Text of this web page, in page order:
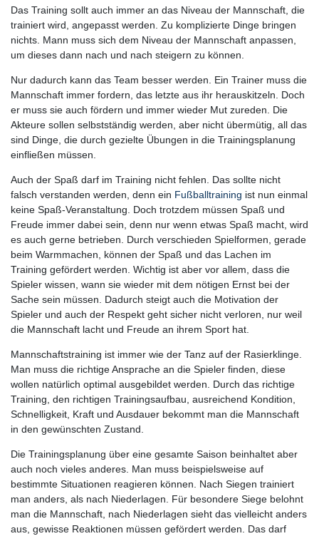
Das Training sollt auch immer an das Niveau der Mannschaft, die
trainiert wird, angepasst werden. Zu komplizierte Dinge bringen
nichts. Mann muss sich dem Niveau der Mannschaft anpassen,
um dieses dann nach und nach steigern zu können.
Nur dadurch kann das Team besser werden. Ein Trainer muss die
Mannschaft immer fordern, das letzte aus ihr herauskitzeln. Doch
er muss sie auch fördern und immer wieder Mut zureden. Die
Akteure sollen selbstständig werden, aber nicht übermütig, all das
sind Dinge, die durch gezielte Übungen in die Trainingsplanung
einfließen müssen.
Auch der Spaß darf im Training nicht fehlen. Das sollte nicht
falsch verstanden werden, denn ein Fußballtraining ist nun einmal
keine Spaß-Veranstaltung. Doch trotzdem müssen Spaß und
Freude immer dabei sein, denn nur wenn etwas Spaß macht, wird
es auch gerne betrieben. Durch verschieden Spielformen, gerade
beim Warmmachen, können der Spaß und das Lachen im
Training gefördert werden. Wichtig ist aber vor allem, dass die
Spieler wissen, wann sie wieder mit dem nötigen Ernst bei der
Sache sein müssen. Dadurch steigt auch die Motivation der
Spieler und auch der Respekt geht sicher nicht verloren, nur weil
die Mannschaft lacht und Freude an ihrem Sport hat.
Mannschaftstraining ist immer wie der Tanz auf der Rasierklinge.
Man muss die richtige Ansprache an die Spieler finden, diese
wollen natürlich optimal ausgebildet werden. Durch das richtige
Training, den richtigen Trainingsaufbau, ausreichend Kondition,
Schnelligkeit, Kraft und Ausdauer bekommt man die Mannschaft
in den gewünschten Zustand.
Die Trainingsplanung über eine gesamte Saison beinhaltet aber
auch noch vieles anderes. Man muss beispielsweise auf
bestimmte Situationen reagieren können. Nach Siegen trainiert
man anders, als nach Niederlagen. Für besondere Siege belohnt
man die Mannschaft, nach Niederlagen sieht das vielleicht anders
aus, gewisse Reaktionen müssen gefördert werden. Das darf